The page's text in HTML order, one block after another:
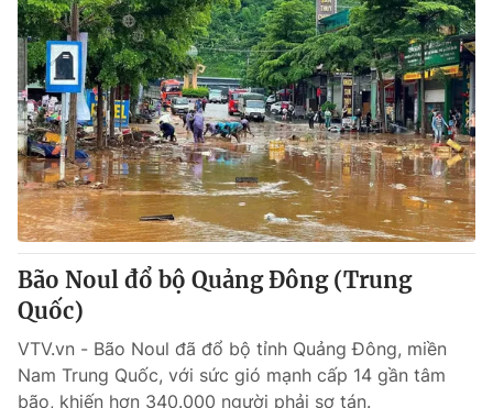
Bão Noul đổ bộ Quảng Đông (Trung
Quốc)
VTV.vn - Bão Noul đã đổ bộ tỉnh Quảng Đông, miền
Nam Trung Quốc, với sức gió mạnh cấp 14 gần tâm
bão, khiến hơn 340.000 người phải sơ tán.